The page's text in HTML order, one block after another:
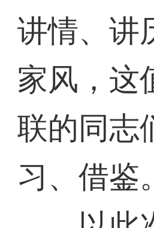
讲情、讲
家风，这
联的同志
习、借鉴。